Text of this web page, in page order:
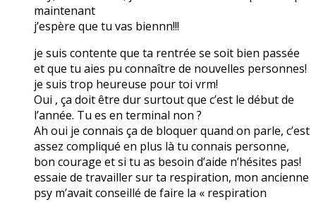
maintenant
j’espère que tu vas biennn!!!
je suis contente que ta rentrée se soit bien passée
et que tu aies pu connaître de nouvelles personnes!
je suis trop heureuse pour toi vrm!
Oui , ça doit être dur surtout que c’est le début de
l’année. Tu es en terminal non ?
Ah oui je connais ça de bloquer quand on parle, c’est
assez compliqué en plus là tu connais personne,
bon courage et si tu as besoin d’aide n’hésites pas!
essaie de travailler sur ta respiration, mon ancienne
psy m’avait conseillé de faire la « respiration